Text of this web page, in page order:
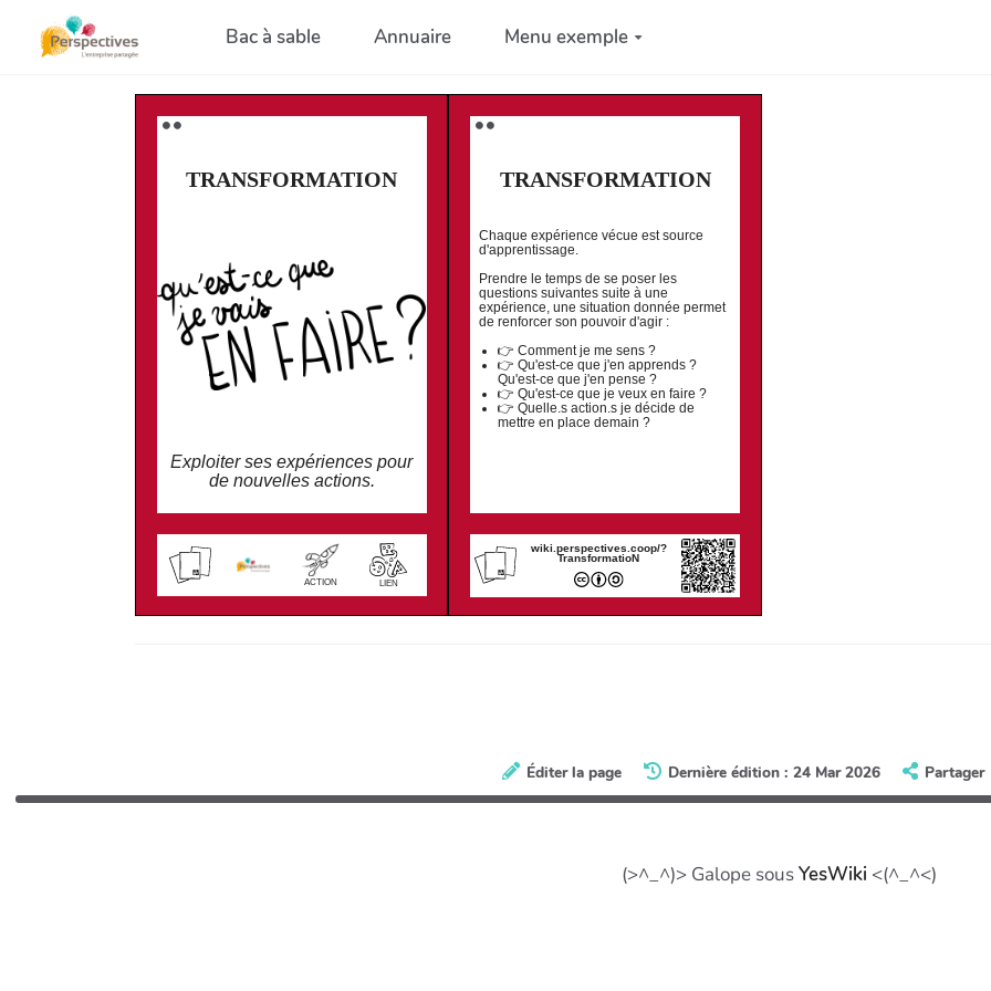
Aller au contenu principalBac à sable Annuaire Menu exemple
⚫️ ⚫️
TRANSFORMATION
Exploiter ses expériences pour
de nouvelles actions.
ACTION LIEN
⚫️ ⚫️
TRANSFORMATION
Chaque expérience vécue est source
d'apprentissage.
Prendre le temps de se poser les
questions suivantes suite à une
expérience, une situation donnée permet
de renforcer son pouvoir d'agir :
👉 Comment je me sens ?
👉 Qu'est-ce que j'en apprends ?
Qu'est-ce que j'en pense ?
👉 Qu'est-ce que je veux en faire ?
👉 Quelle.s action.s je décide de
mettre en place demain ?
wiki.perspectives.coop/?
TransformatioN
Éditer la page Dernière édition : 24 Mar 2026 Partager
(>^_^)> Galope sousYesWiki <(^_^<)